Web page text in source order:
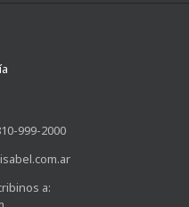
999-2000
a: